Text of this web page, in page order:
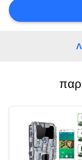
ΖΗΤΉΣΤΕ
ΜΙΑ
ΠΡΟΣΦΟΡΆ
ΠΟΛΙΤΙΚΉ